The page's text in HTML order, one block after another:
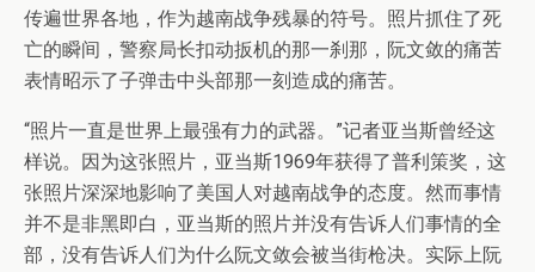
传遍世界各地，作为越南战争残暴的符号。照片抓住了死
亡的瞬间，警察局长扣动扳机的那一刹那，阮文敛的痛苦
表情昭示了子弹击中头部那一刻造成的痛苦。
“照片一直是世界上最强有力的武器。”记者亚当斯曾经这
样说。因为这张照片，亚当斯1969年获得了普利策奖，这
张照片深深地影响了美国人对越南战争的态度。然而事情
并不是非黑即白，亚当斯的照片并没有告诉人们事情的全
部，没有告诉人们为什么阮文敛会被当街枪决。实际上阮